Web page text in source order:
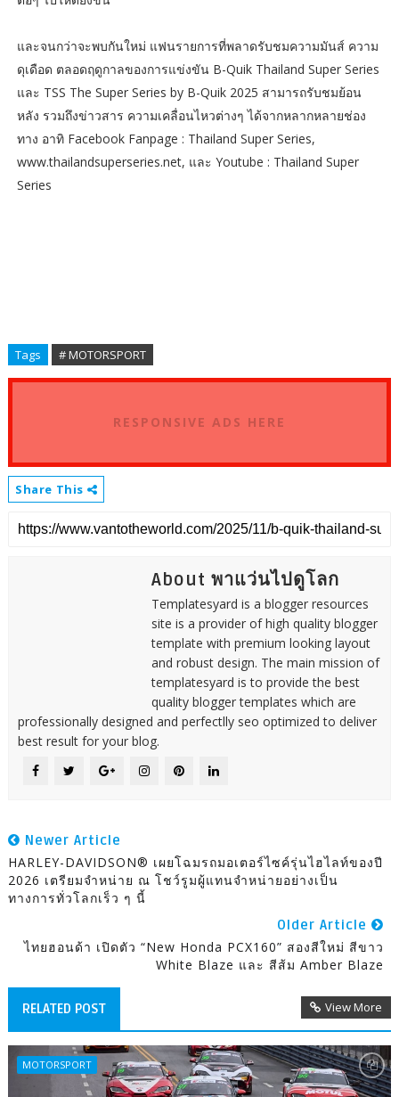
และจนกว่าจะพบกันใหม่ แฟนรายการที่พลาดรับชมความมันส์ ความ
ดุเดือด ตลอดฤดูกาลของการแข่งขัน B-Quik Thailand Super Series
และ TSS The Super Series by B-Quik 2025 สามารถรับชมย้อน
หลัง รวมถึงข่าวสาร ความเคลื่อนไหวต่างๆ ได้จากหลากหลายช่อง
ทาง อาทิ Facebook Fanpage : Thailand Super Series,
www.thailandsuperseries.net, และ Youtube : Thailand Super
Series
Tags # MOTORSPORT
RESPONSIVE ADS HERE
Share This
About พาแว่นไปดูโลก
Templatesyard is a blogger resources
site is a provider of high quality blogger
template with premium looking layout
and robust design. The main mission of
templatesyard is to provide the best
quality blogger templates which are
professionally designed and perfectlly seo optimized to deliver
best result for your blog.
Newer Article
HARLEY-DAVIDSON® เผยโฉมรถมอเตอร์ไซค์รุ่นไฮไลท์ของปี
2026 เตรียมจำหน่าย ณ โชว์รูมผู้แทนจำหน่ายอย่างเป็น
ทางการทั่วโลกเร็ว ๆ นี้
Older Article
ไทยฮอนด้า เปิดตัว “New Honda PCX160” สองสีใหม่ สีขาว
White Blaze และ สีส้ม Amber Blaze
RELATED POST View More
MOTORSPORT